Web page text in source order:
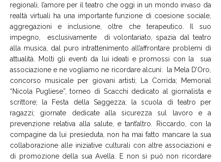
regionali, l’amore per il teatro che oggi in un mondo invaso da
realtà virtuali ha una importante funzione di coesione sociale,
aggregazioni e inclusione, oltre che terapeutico. Il suo
impegno, esclusivamente di volontariato, spazia dal teatro
alla musica, dal puro intrattenimento all’affrontare problemi di
attualità. Molti gli eventi da lui ideati e promossi con la sua
associazione e ne vogliamo ne ricordare alcuni: la Mela D’Oro,
concorso musicale per giovani artisti; La Corrida; Memorial
“Nicola Pugliese”, torneo di Scacchi dedicato al giornalista e
scrittore; la Festa della Saggezza; la scuola di teatro per
ragazzi; giornate dedicate alla sicurezza sul lavoro e a
prevenzione relativa alla salute, e tant’altro. Riccardo, con la
compagine da lui presieduta, non ha mai fatto mancare la sua
collaborazione alle iniziative culturali con altre associazioni e
di promozione della sua Avella. E non si può non ricordare